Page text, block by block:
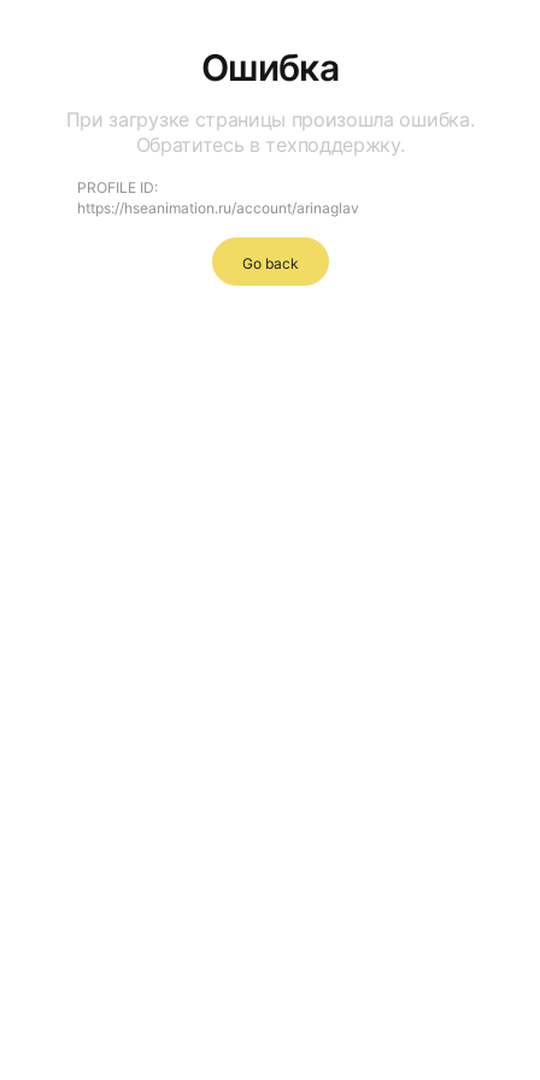
Ошибка
При загрузке страницы произошла ошибка.
Обратитесь в техподдержку.
PROFILE ID:
https://hseanimation.ru/account/arinaglav
Go back